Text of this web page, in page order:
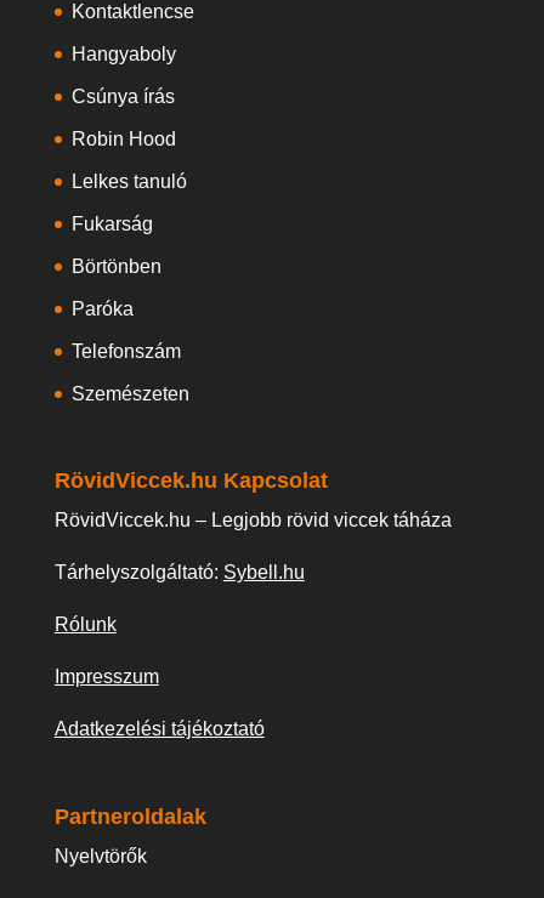
Kontaktlencse
Hangyaboly
Csúnya írás
Robin Hood
Lelkes tanuló
Fukarság
Börtönben
Paróka
Telefonszám
Szemészeten
RövidViccek.hu Kapcsolat
RövidViccek.hu – Legjobb rövid viccek táháza
Tárhelyszolgáltató: Sybell.hu
Rólunk
Impresszum
Adatkezelési tájékoztató
Partneroldalak
Nyelvtörők